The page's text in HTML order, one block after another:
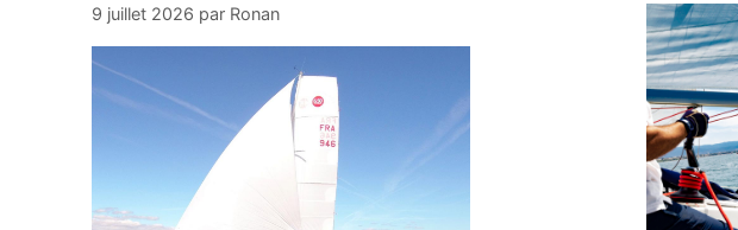
9 juillet 2026 par Ronan